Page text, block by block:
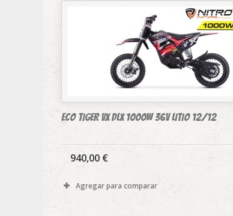
Eco TIGER VX DLX 1000W 36v LITIO 12/12
940,00 €
Agregar para comparar